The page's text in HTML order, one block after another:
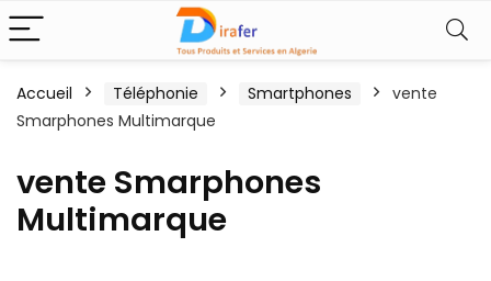
Accueil Téléphonie Smartphones
vente
Smarphones Multimarque
vente Smarphones
Multimarque